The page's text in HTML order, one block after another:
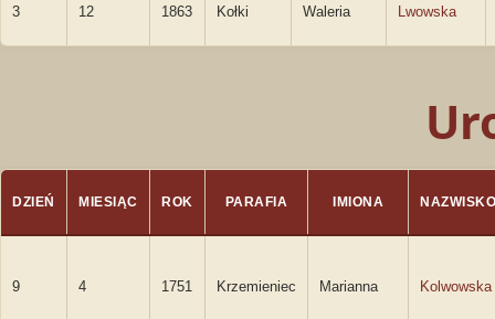
3 12 1863 Kołki Waleria Lwowska
DZIEŃ MIESIĄC ROK PARAFIA IMIONA NAZWISKO
9 4 1751 Krzemieniec Marianna Kolwowska